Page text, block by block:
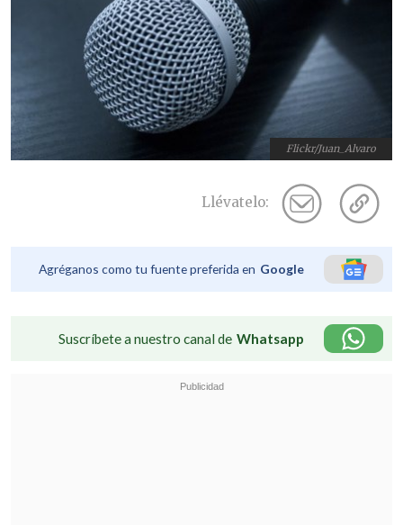
Flickr/Juan_Alvaro
Llévatelo:
Agréganos como tu fuente preferida en Google
Suscríbete a nuestro canal de Whatsapp